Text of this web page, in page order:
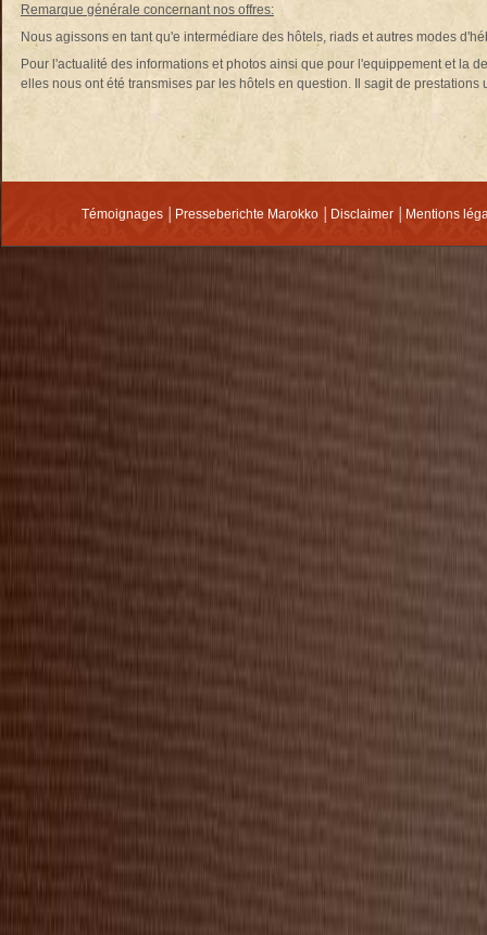
Remarque générale concernant nos offres:
Nous agissons en tant qu'e intermédiare des hôtels, riads et autres modes
Pour l'actualité des informations et photos ainsi que pour l'equippement et la
elles nous ont été transmises par les hôtels en question. Il sagit de
Témoignages Presseberichte Marokko Disclaimer Mentions